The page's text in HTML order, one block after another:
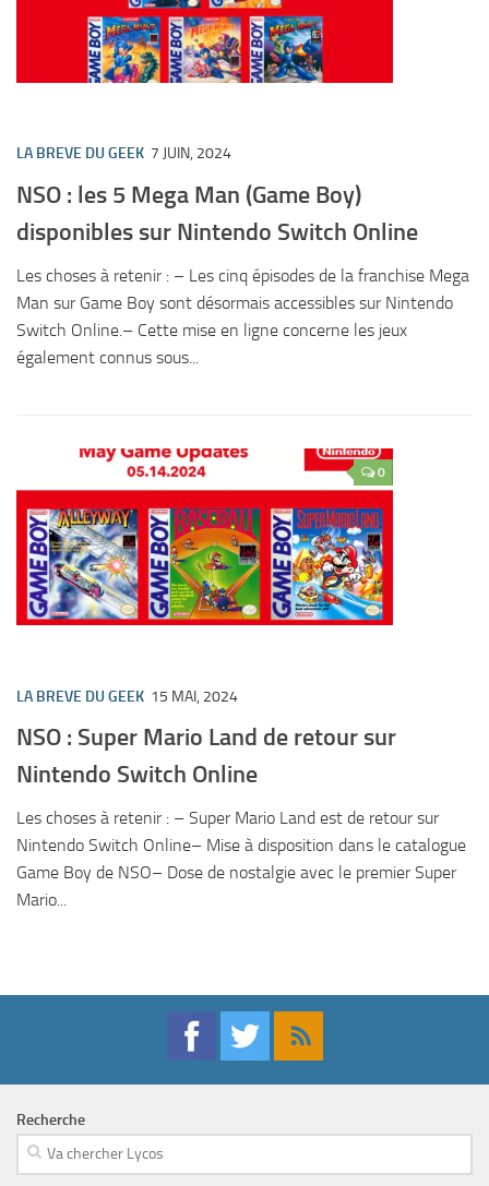
LA BREVE DU GEEK 7 JUIN, 2024
NSO : les 5 Mega Man (Game Boy)
disponibles sur Nintendo Switch Online
Les choses à retenir : – Les cinq épisodes de la franchise Mega
Man sur Game Boy sont désormais accessibles sur Nintendo
Switch Online.– Cette mise en ligne concerne les jeux
également connus sous...
0
LA BREVE DU GEEK 15 MAI, 2024
NSO : Super Mario Land de retour sur
Nintendo Switch Online
Les choses à retenir : – Super Mario Land est de retour sur
Nintendo Switch Online– Mise à disposition dans le catalogue
Game Boy de NSO– Dose de nostalgie avec le premier Super
Mario...
Recherche